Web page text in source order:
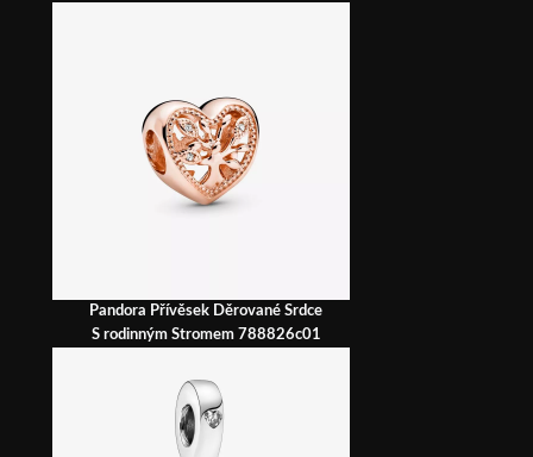
Pandora Přívěsek Děrované Srdce
S rodinným Stromem 788826c01